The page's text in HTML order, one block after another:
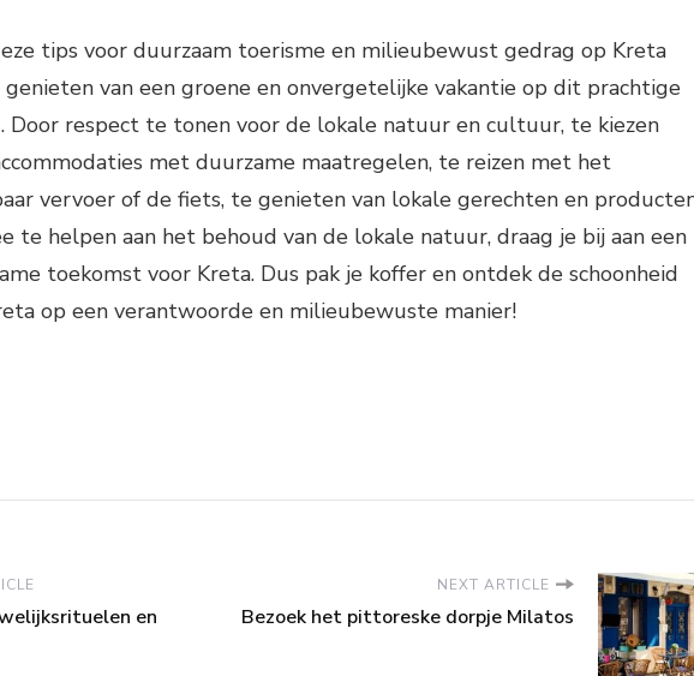
tips voor duurzaam toerisme en milieubewust gedrag op Kreta
genieten van een groene en onvergetelijke vakantie op dit prachtige
Door respect te tonen voor de lokale natuur en cultuur, te kiezen
met duurzame maatregelen, te reizen met het
vervoer of de fiets, te genieten van lokale gerechten en
te helpen aan het behoud van de lokale natuur, draag je bij aan een
toekomst voor Kreta. Dus pak je koffer en ontdek de schoonheid
op een verantwoorde en milieubewuste manier!
en
NEXT ARTICLE
Bezoek het pittoreske dorpje Milatos